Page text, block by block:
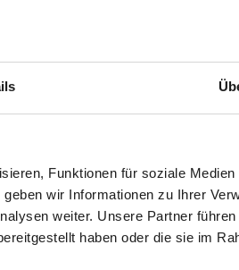
Funktionen für soziale
wir Informationen zu Ihrer
weiter. Unsere Partner
haben oder die sie im
Nur mit
Exklusives
Wir bitten
Links